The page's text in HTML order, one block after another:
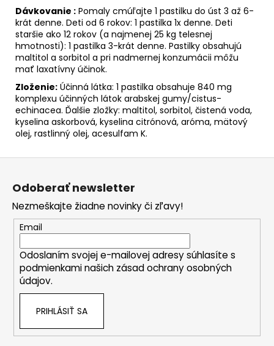
Dávkovanie : Pomaly cmúľajte 1 pastilku do úst 3 až 6-
krát denne. Deti od 6 rokov: 1 pastilka 1x denne. Deti
staršie ako 12 rokov (a najmenej 25 kg telesnej
hmotnosti): 1 pastilka 3-krát denne. Pastilky obsahujú
maltitol a sorbitol a pri nadmernej konzumácii môžu
mať laxatívny účinok.
Zloženie: Účinná látka: 1 pastilka obsahuje 840 mg
komplexu účinných látok arabskej gumy/cistus-
echinacea. Ďalšie zložky: maltitol, sorbitol, čistená voda,
kyselina askorbová, kyselina citrónová, aróma, mätový
olej, rastlinný olej, acesulfam K.
Z
Odoberať newsletter
Nezmeškajte žiadne novinky či zľavy!
Email
Odoslaním svojej e-mailovej adresy súhlasíte s
podmienkami našich zásad ochrany osobných
údajov.
PRIHLÁSIŤ SA